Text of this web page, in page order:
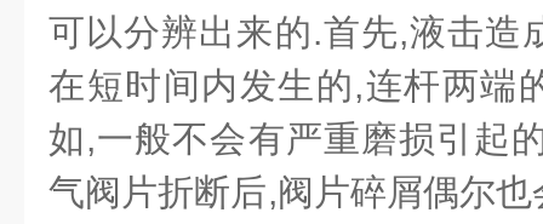
可以分辨出来的.首先,液击造
在短时间内发生的,连杆两端
如,一般不会有严重磨损引起
气阀片折断后,阀片碎屑偶尔